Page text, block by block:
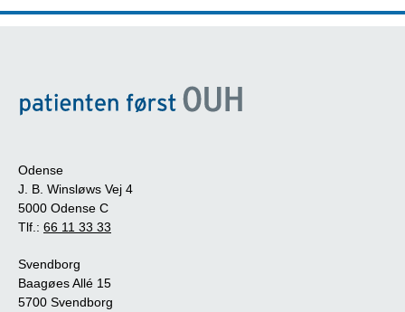
Odense
J. B. Winsløws Vej 4
5000 Odense C
Tlf.: 66 11 33 33
Svendborg
Baagøes Allé 15
5700 Svendborg